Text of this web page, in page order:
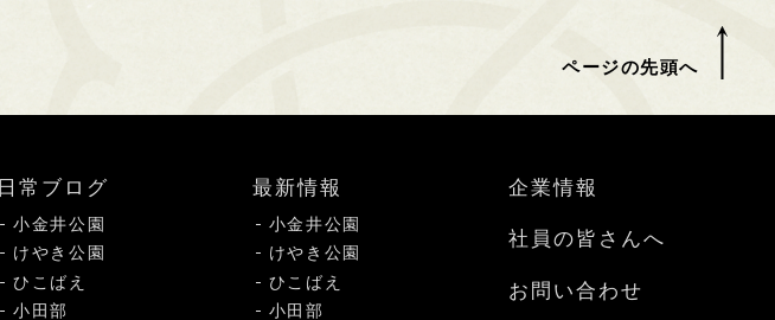
ページの先頭へ
日常ブログ
小金井公園
けやき公園
ひこばえ
小田部
最新情報
小金井公園
けやき公園
ひこばえ
小田部
企業情報
社員の皆さんへ
お問い合わせ